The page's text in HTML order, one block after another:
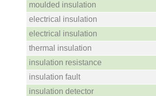
moulded insulation
electrical insulation
electrical insulation
thermal insulation
insulation resistance
insulation fault
insulation detector